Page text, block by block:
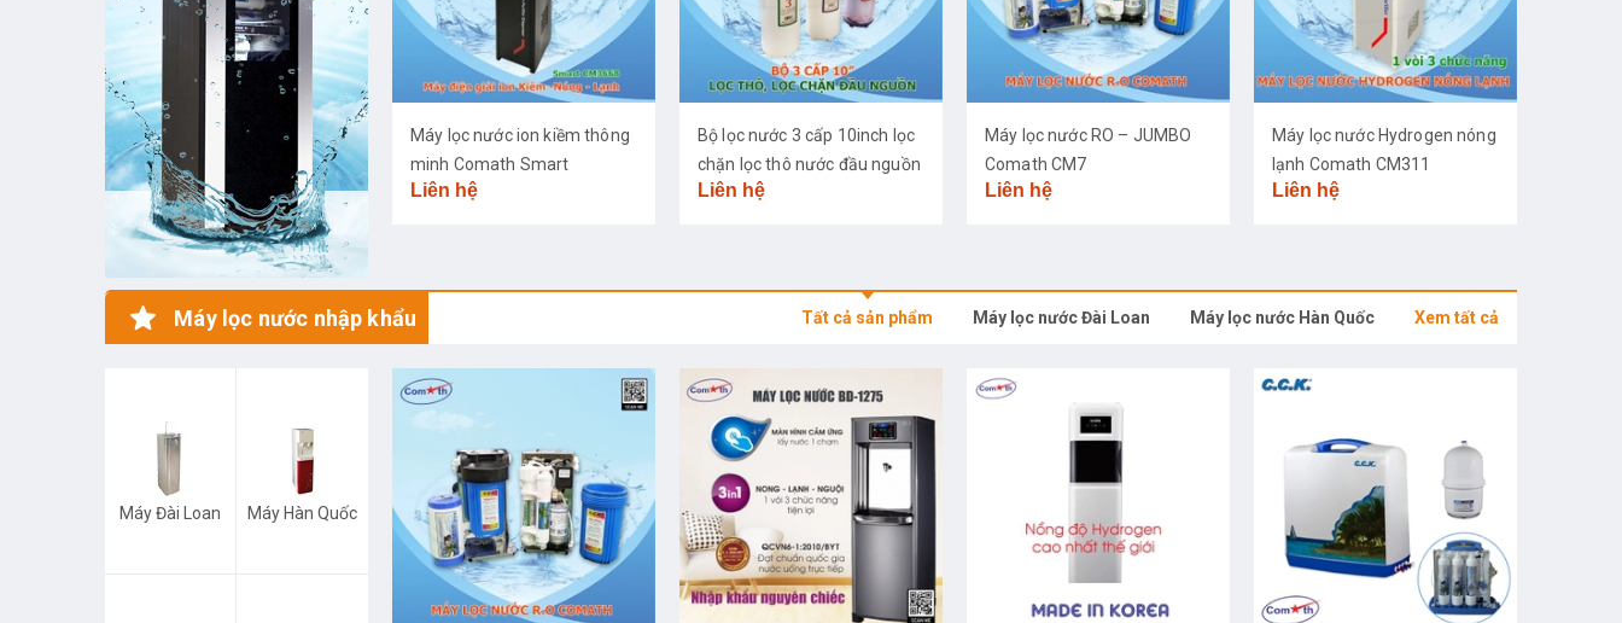
Máy lọc nước ion kiềm thông
minh Comath Smart
CM3668
Liên hệ
Bộ lọc nước 3 cấp 10inch lọc
chặn lọc thô nước đầu nguồn
Liên hệ
Máy lọc nước RO – JUMBO
Comath CM7
Liên hệ
Máy lọc nước Hydrogen nóng
lạnh Comath CM311
Liên hệ
Máy lọc nước nhập khẩu Tất cả sản phẩm Máy lọc nước Đài Loan Máy lọc nước Hàn Quốc Xem tất cả
Máy Đài Loan Máy Hàn Quốc